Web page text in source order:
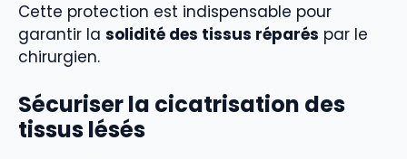
Cette protection est indispensable pour
garantir la solidité des tissus réparés par le
chirurgien.
Sécuriser la cicatrisation des
tissus lésés